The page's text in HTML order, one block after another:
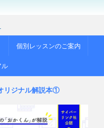
個別レッスンのご案内
リジナル解説本①